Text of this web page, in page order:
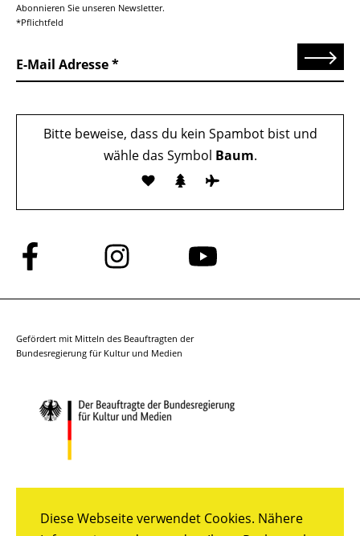
Diese Webseite verwendet Cookies. Nähere
Abonnieren Sie unseren Newsletter.
*Pflichtfeld
E-Mail Adresse Senden
Bitte beweise, dass du kein Spambot bist und
wähle das Symbol Baum.
Folge
uns
auf
Folge
uns
auf
Folge
auf
Gefördert mit Mitteln des Beauftragten der
Bundesregierung für Kultur und Medien